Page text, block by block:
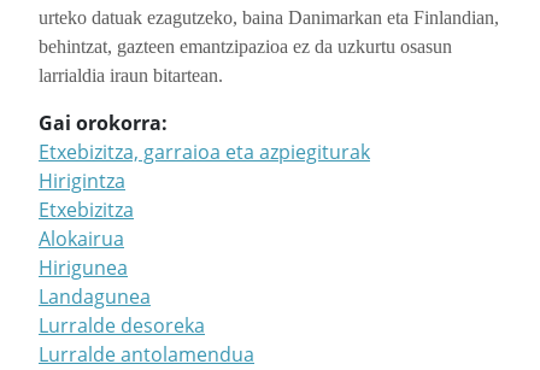
urteko datuak ezagutzeko, baina Danimarkan eta Finlandian,
behintzat, gazteen emantzipazioa ez da uzkurtu osasun
larrialdia iraun bitartean.
Gai orokorra
Etxebizitza, garraioa eta azpiegiturak
Hirigintza
Etxebizitza
Alokairua
Hirigunea
Landagunea
Lurralde desoreka
Lurralde antolamendua